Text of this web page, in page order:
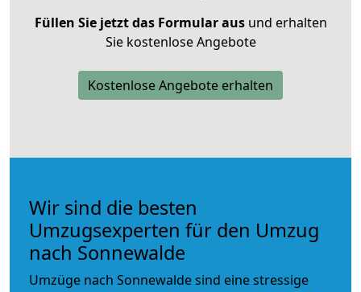
Füllen Sie jetzt das Formular ausund erhalten
Sie kostenlose Angebote
Kostenlose Angebote erhalten
Wir sind die besten
Umzugsexperten für den Umzug
nach Sonnewalde
Umzüge nach Sonnewalde sind eine stressige